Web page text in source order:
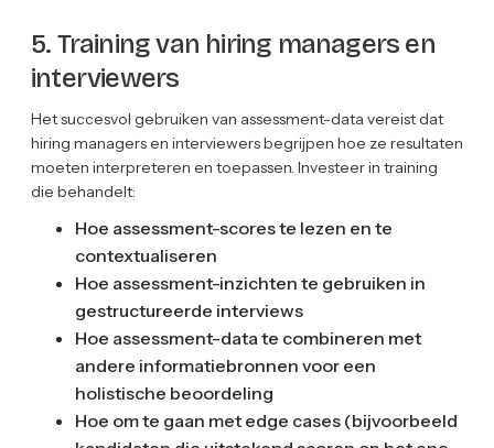
5. Training van hiring managers en
interviewers
Het succesvol gebruiken van assessment-data vereist dat
hiring managers en interviewers begrijpen hoe ze resultaten
moeten interpreteren en toepassen. Investeer in training
die behandelt:
Hoe assessment-scores te lezen en te
contextualiseren
Hoe assessment-inzichten te gebruiken in
gestructureerde interviews
Hoe assessment-data te combineren met
andere informatiebronnen voor een
holistische beoordeling
Hoe om te gaan met edge cases (bijvoorbeeld